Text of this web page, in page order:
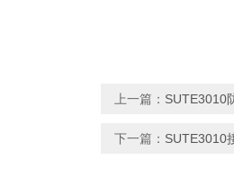
上一篇： SUTE3010
下一篇： SUTE3010